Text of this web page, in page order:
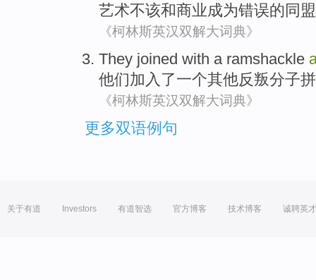
艺术不该和商业成为错误的 同盟
《柯林斯英汉双解大词典》
They joined with a ramshackle
他们加入 了一个其他反叛分子
《柯林斯英汉双解大词典》
更多双语例句
关于有道 Investors 有道智选 官方博客 技术博客 诚聘英才